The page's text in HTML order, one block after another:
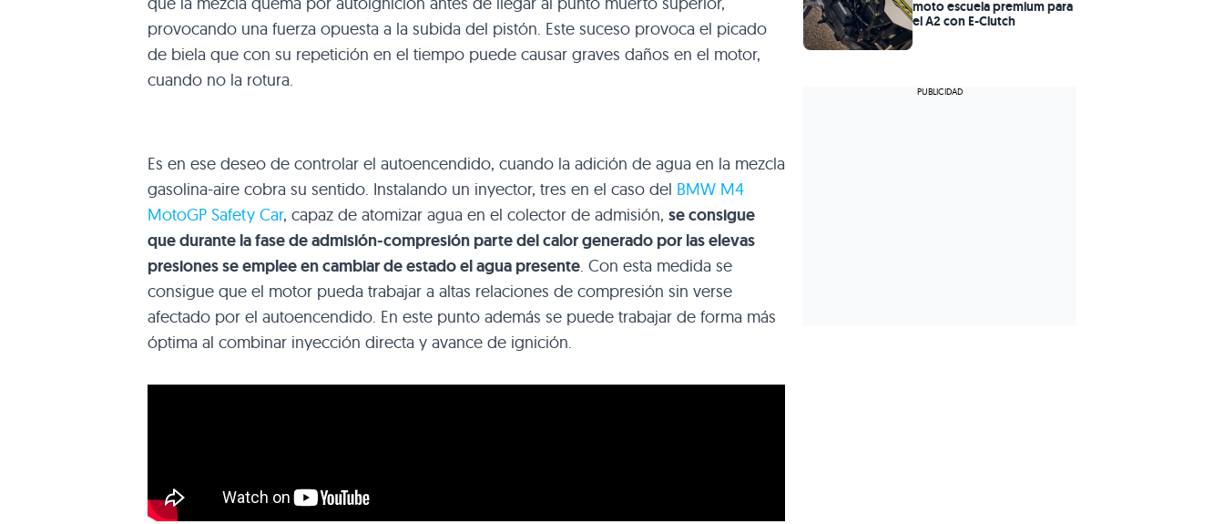
provocando una fuerza opuesta a la subida del pistón. Este suceso provoca el picado
de biela que con su repetición en el tiempo puede causar graves daños en el motor,
cuando no la rotura.
Es en ese deseo de controlar el autoencendido, cuando la adición de agua en la mezcla
gasolina-aire cobra su sentido. Instalando un inyector, tres en el caso del BMW M4
MotoGP Safety Car, capaz de atomizar agua en el colector de admisión, se consigue
que durante la fase de admisión-compresión parte del calor generado por las elevas
presiones se emplee en cambiar de estado el agua presente. Con esta medida se
consigue que el motor pueda trabajar a altas relaciones de compresión sin verse
afectado por el autoencendido. En este punto además se puede trabajar de forma más
óptima al combinar inyección directa y avance de ignición.
moto escuela premium para
el A2 con E-Clutch